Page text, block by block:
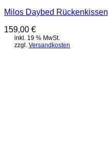
Milos Daybed Rückenkissen
159,00 €
inkl. 19 % MwSt.
zzgl. Versandkosten